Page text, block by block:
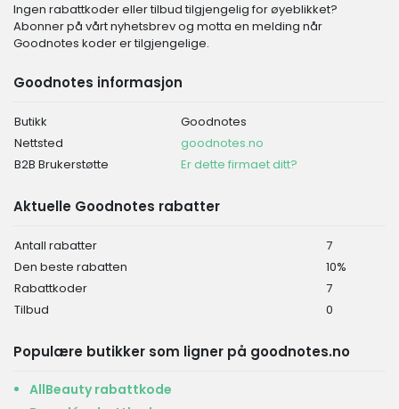
Ingen rabattkoder eller tilbud tilgjengelig for øyeblikket?
Abonner på vårt nyhetsbrev og motta en melding når
Goodnotes koder er tilgjengelige.
Goodnotes informasjon
Butikk
Goodnotes
Nettsted
goodnotes.no
B2B Brukerstøtte
Er dette firmaet ditt?
Aktuelle Goodnotes rabatter
Antall rabatter
7
Den beste rabatten
10%
Rabattkoder
7
Tilbud
0
Populære butikker som ligner på goodnotes.no
AllBeauty rabattkode